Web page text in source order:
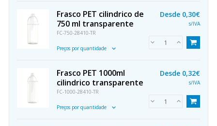
Frasco PET cilindrico de
750 ml transparente
FC-750-28410-TR
Preços por quantidade
Desde 0,30€
s/IVA
Frasco PET 1000ml
cilindrico transparente
FC-1000-28410-TR
Preços por quantidade
Desde 0,32€
s/IVA